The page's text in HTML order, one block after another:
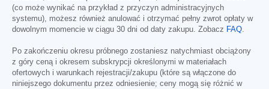
(co może wynikać na przykład z przyczyn administracyjnych
systemu), możesz również anulować i otrzymać pełny zwrot opłaty w
dowolnym momencie w ciągu 30 dni od daty zakupu. Zobacz FAQ
Po zakończeniu okresu próbnego zostaniesz natychmiast obciążony
z góry ceną i okresem subskrypcji określonymi w materiałach
ofertowych i warunkach rejestracji/zakupu (które są włączone do
niniejszego dokumentu przez odniesienie; ceny mogą się różnić w